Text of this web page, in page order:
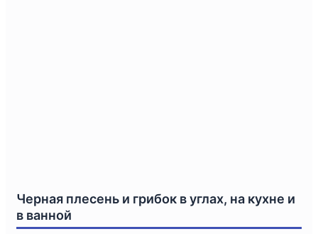
Черная плесень и грибок в углах, на кухне и
в ванной